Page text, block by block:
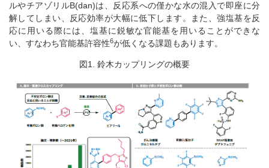
ルやチアゾリルB(dan)は、反応系への僅かな水の混入で即座に分
解してしまい、反応効率が大幅に低下します。また、強塩基を反
応に用いる際には、塩基に鋭敏な官能基を用いることができな
い、すなわち官能基許容性6が低くなる課題もあります。
図1. 鈴木カップリングの概要